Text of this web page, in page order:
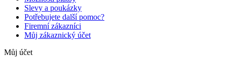
Slevy a poukázky
Potřebujete další pomoc?
Firemní zákazníci
Můj zákaznický účet
Můj účet